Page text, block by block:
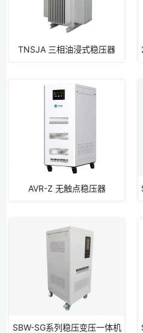
TNSJA 三相油浸式稳压器
AVR-Z 无触点稳压器
SBW-SG系列稳压变压一体机